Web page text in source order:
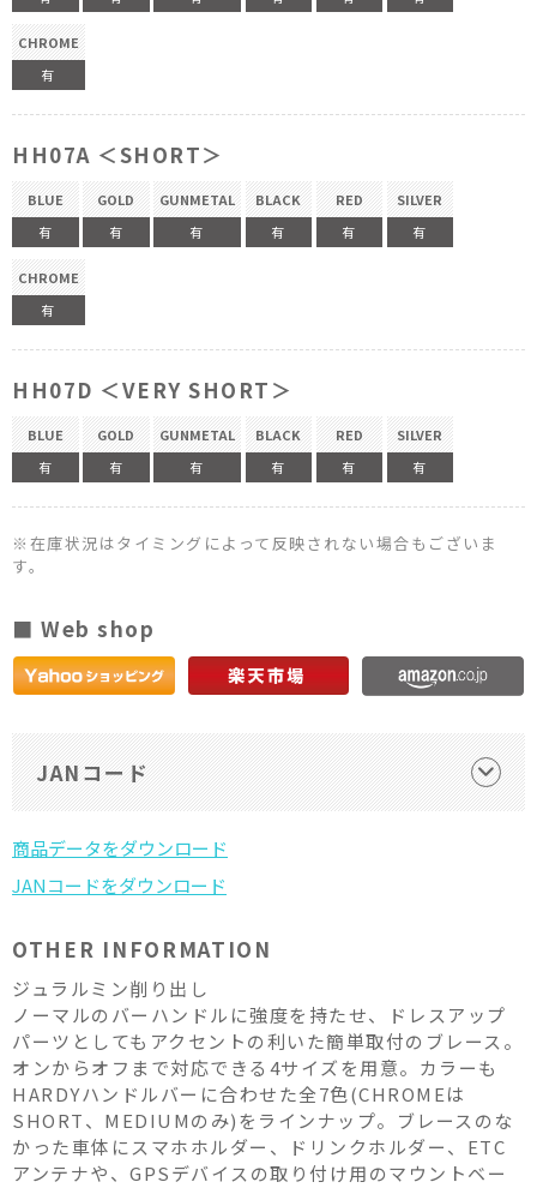
CHROME
有
HH07A ＜SHORT＞
BLUE
有
GOLD
有
GUNMETAL
有
BLACK
有
RED
有
SILVER
有
CHROME
有
HH07D ＜VERY SHORT＞
BLUE
有
GOLD
有
GUNMETAL
有
BLACK
有
RED
有
SILVER
有
※在庫状況はタイミングによって反映されない場合もございま
す。
■ Web shop
JANコード
OTHER INFORMATION
ジュラルミン削り出し
ノーマルのバーハンドルに強度を持たせ、ドレスアップ
パーツとしてもアクセントの利いた簡単取付のブレース。
オンからオフまで対応できる4サイズを用意。カラーも
HARDYハンドルバーに合わせた全7色(CHROMEは
SHORT、MEDIUMのみ)をラインナップ。ブレースのな
かった車体にスマホホルダー、ドリンクホルダー、ETC
アンテナや、GPSデバイスの取り付け用のマウントベー